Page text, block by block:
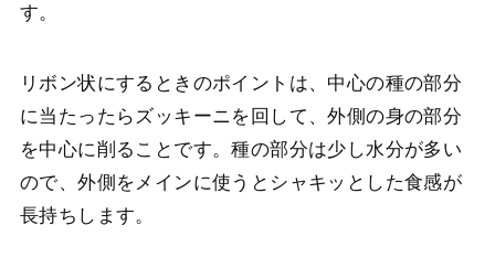
す。
リボン状にするときのポイントは、中心の種の部分
に当たったらズッキーニを回して、外側の身の部分
を中心に削ることです。種の部分は少し水分が多い
ので、外側をメインに使うとシャキッとした食感が
長持ちします。